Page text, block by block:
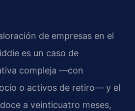
de empresas en el
es un caso de
compleja —con
o activos de retiro— y el
a veinticuatro meses,